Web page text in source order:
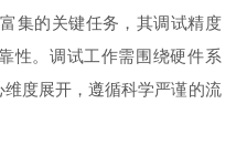
集的关键任务，其调试精度
性。调试工作需围绕硬件系
度展开，遵循科学严谨的流